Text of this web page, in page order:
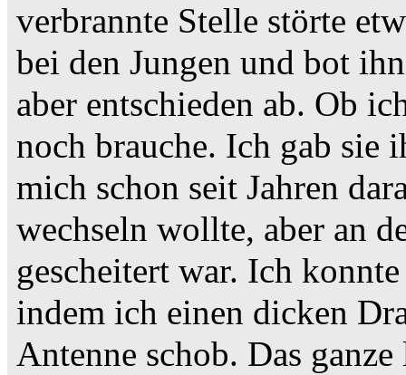
verbrannte Stelle störte
bei den Jungen und bot
aber entschieden ab. Ob
noch brauche. Ich gab sie
mich schon seit Jahren
wechseln wollte, aber an
gescheitert war. Ich
indem ich einen dicken
Antenne schob. Das